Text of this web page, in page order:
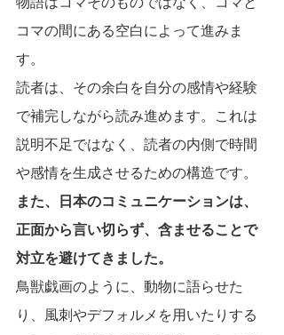
コマの間にある空白によって進みま
す。
読者は、その余白を自分の感情や経験
で補完しながら読み進めます。これは
説明不足ではなく、読者の内側で時間
や感情を生成させるための構造です。
また、日本のコミュニケーションは、
正面から言い切らず、含ませることで
対立を避けてきました。
鳥獣戯画のように、動物に語らせた
り、風刺やデフォルメを用いたりする